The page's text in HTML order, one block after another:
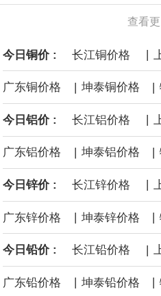
商品期货收盘，黄金连续
涨2.64%，镍连续跌
沙特下调了对亚洲的主要
缓解霍尔木兹海峡航运压
危及了经由红海向东运输
格。
查看
今日铜价 : 长江铜价格 |
广东铜价格 | 坤泰铜价格 |
今日铝价 : 长江铝价格
广东铝价格 | 坤泰铝价格 |
今日锌价 : 长江锌价格
广东锌价格 | 坤泰锌价格 |
今日铅价 : 长江铅价格 |
广东铅价格 坤泰铅价格